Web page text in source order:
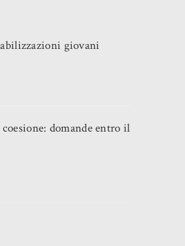
giovani
domande entro il